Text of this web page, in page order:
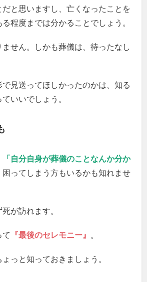
と思いますし、亡くなったことを
程度までは分かることでしょう。
せん。しかも葬儀は、待ったなし
見送ってほしかったのかは、知る
いいでしょう。
「自分自身が葬儀のことなんか分か
困ってしまう方もいるかも知れませ
が訪れます。
て 『最後のセレモニー』 。
っと知っておきましょう。